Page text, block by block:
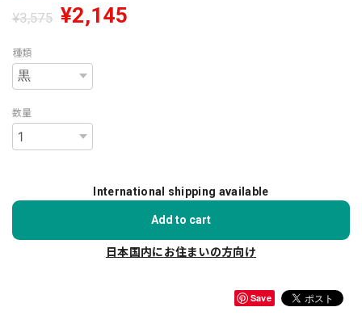
¥3,575 ¥2,145
種類
数量
International shipping available
Add to cart
日本国内にお住まいの方向け
Save